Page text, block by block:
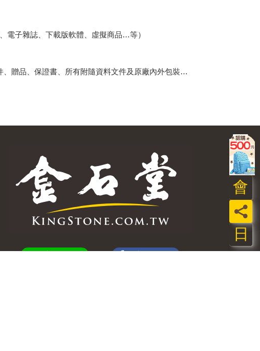
電子雜誌、下載版軟體、虛擬商品…等）
贈品、保證書、所有附隨資料文件及原廠內外包裝…
日
員
會